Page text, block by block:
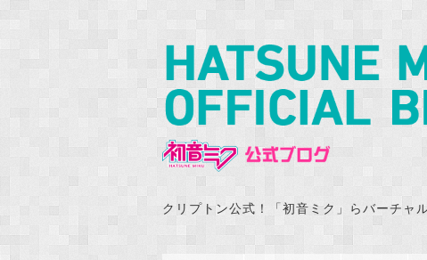
クリプトン公式！「初音ミク」らバーチャ